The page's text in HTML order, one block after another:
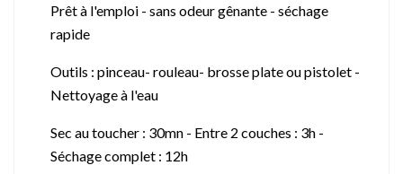
Prêt à l'emploi - sans odeur gênante - séchage
rapide
Outils : pinceau- rouleau- brosse plate ou pistolet -
Nettoyage à l'eau
Sec au toucher : 30mn - Entre 2 couches : 3h -
Séchage complet : 12h